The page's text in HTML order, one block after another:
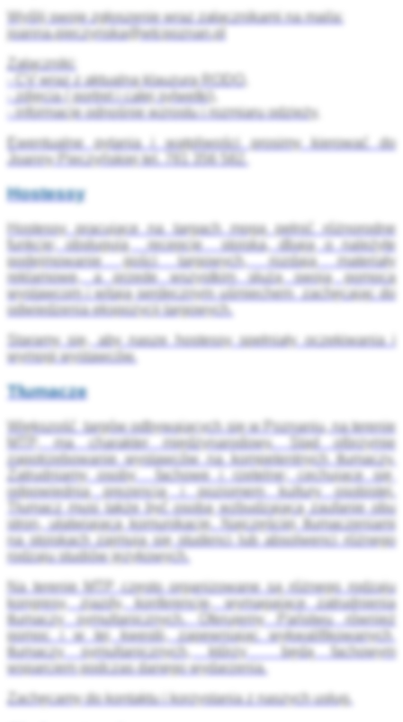
Wyślij swoje zgłoszenie wraz załącznikami na maila:
joanna.pieczynska@wtcpoznan.pl
Załączniki:
- CV wraz z aktualną klauzurą RODO,
- zdjęcia ( portret i całej sylwetki),
- informacje odnośnie wzrostu i rozmiaru odzieży,
Ewentualne pytania i wątpliwości prosimy kierować do
Joanny Pieczyńskiej tel. 781 356 582.
Hostessy
Hostessy pracujące na targach mogą pełnić różnorodne
funkcje; obsługują recepcje stoiska, dbają o należyte
podejmowanie gości targowych, rozdają materiały
reklamowe, a przede wszystkim służą swoją pomocą
wystawcom i witają serdecznym uśmiechem zachęcając do
odwiedzenia ekspozycji targowych.
Staramy się, aby nasze hostessy spełniały oczekiwania i
wymogi wystawców.
Tłumacze
Większość targów odbywających się w Poznaniu, na terenie
MTP, ma charakter międzynarodowy. Stąd olbrzymie
zapotrzebowanie wystawców na kompetentnych tłumaczy.
Zatrudniamy osoby fachowe i rzetelne; cechujące się
odpowiednią prezencją i poziomem kultury osobistej.
Tłumacz musi także być osobą wzbudzającą zaufanie obu
stron, ułatwiającą komunikację. Najczęściej tłumaczeniami
na stoiskach zajmują się studenci lub absolwenci różnego
rodzaju studiów językowych.
Na terenie MTP często organizowane są różnego rodzaju
kongresy, zjazdy, konferencje, wymagające zatrudnienia
tłumaczy symultanicznych. Oferujemy Państwu również
pomoc i w tej kwestii, zapewniając wykwalifikowanych
tłumaczy symultanicznych, którzy będą fachowym
wsparciem podczas danego wydarzenia.
Zachęcamy do kontaktu i korzystania z naszych usług.